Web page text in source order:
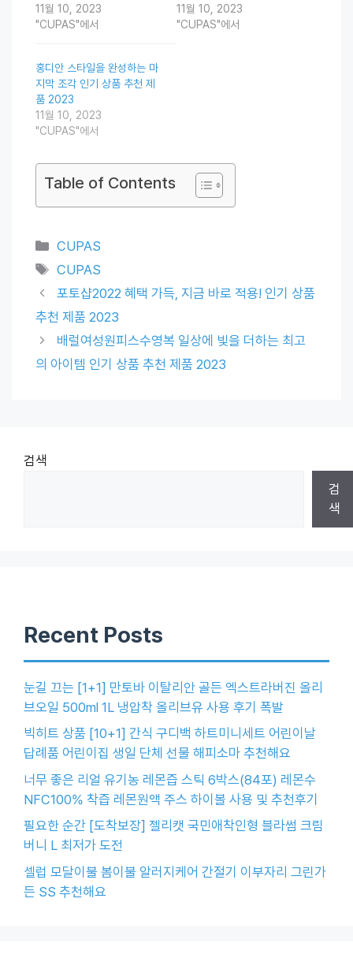
11월 10, 2023
"CUPAS"에서
11월 10, 2023
"CUPAS"에서
홍디안 스타일을 완성하는 마
지막 조각 인기 상품 추천 제
품 2023
11월 10, 2023
"CUPAS"에서
Table of Contents
Categories
CUPAS
Tags
CUPAS
포토샵2022 혜택 가득, 지금 바로 적용! 인기 상품
추천 제품 2023
배럴여성원피스수영복 일상에 빛을 더하는 최고
의 아이템 인기 상품 추천 제품 2023
검색
검
색
Recent Posts
눈길 끄는 [1+1] 만토바 이탈리안 골든 엑스트라버진 올리
브오일 500ml 1L 냉압착 올리브유 사용 후기 폭발
빅히트 상품 [10+1] 간식 구디백 하트미니세트 어린이날
답례품 어린이집 생일 단체 선물 해피소마 추천해요
너무 좋은 리얼 유기농 레몬즙 스틱 6박스(84포) 레몬수
NFC100% 착즙 레몬원액 주스 하이볼 사용 및 추천후기
필요한 순간 [도착보장] 젤리캣 국민애착인형 블라썸 크림
버니 L 최저가 도전
셀럽 모달이불 봄이불 알러지케어 간절기 이부자리 그린가
든 SS 추천해요